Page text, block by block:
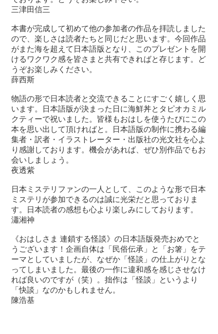
三津田信三
本書が完成して初めて他の参加者の作品を拝読しました
ので、楽しさは読者たちと同じだと思います。今回作品
がまた海を超えて日本語版となり、このプレゼントを開
けるワクワク感を皆さまと共有できればと存じます。ど
うぞお楽しみください。
薛西斯
物語の形で日本読者と交流できることにすごく嬉しく思
います。日本語版が決まった日に海鮮丼とタピオカミル
クティーで祝いました。皆様もおはしを使うたびにこの
本を思い出して頂ければと。日本語版の制作に携わる編
集者・訳者・イラストレーター・出版社の光文社を心よ
り感謝しております。機会があれば、ぜひ別作品でもお
会いしましょう。
夜透紫
日本ミステリファンの一人として、このような形で日本
ミステリが参加できるのは誠に光栄だと思っておりま
す。日本読者の感想も心より楽しみにしております。
瀟湘神
《おはしさま 連鎖する怪談》の日本語版発売おめでと
うございます！企画自体は「民俗伝承」と「お箸」をテ
ーマとしていましたが、なぜか「怪談」の仕上がりとな
ってしまいました。最後の一作に違和感を感じさせなけ
れば良いのですが（笑）。拙作は「怪談」というより
「快談」なのかもしれません。
陳浩基